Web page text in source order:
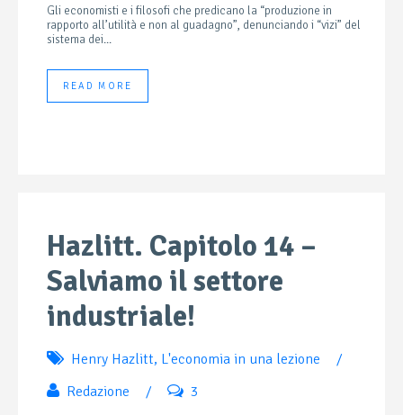
Gli economisti e i filosofi che predicano la “produzione in
rapporto all’utilità e non al guadagno”, denunciando i “vizi” del
sistema dei...
READ MORE
Hazlitt. Capitolo 14 –
Salviamo il settore
industriale!
Henry Hazlitt, L'economia in una lezione
/
Redazione
/ 3